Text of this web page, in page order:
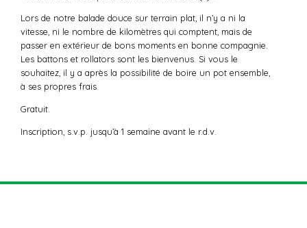
Lors de notre balade douce sur terrain plat, il n’y a ni la
vitesse, ni le nombre de kilomètres qui comptent, mais de
passer en extérieur de bons moments en bonne compagnie.
Les battons et rollators sont les bienvenus. Si vous le
souhaitez, il y a après la possibilité de boire un pot ensemble,
à ses propres frais.
Gratuit.
Inscription, s.v.p. jusqu’à 1 semaine avant le r.d.v.